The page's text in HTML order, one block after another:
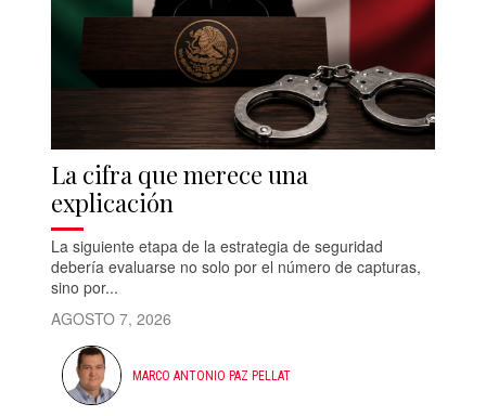
La cifra que merece una
explicación
La siguiente etapa de la estrategia de seguridad
debería evaluarse no solo por el número de capturas,
sino por...
AGOSTO 7, 2026
MARCO ANTONIO PAZ PELLAT